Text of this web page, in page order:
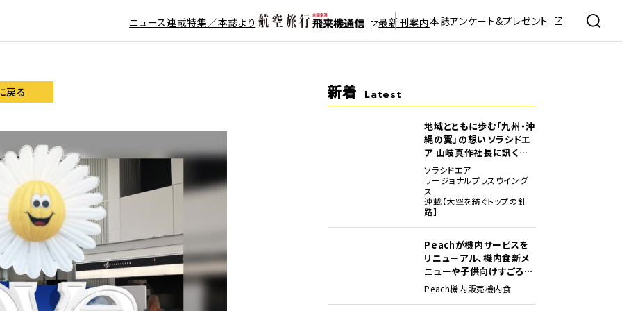
ニュース連載特集／本誌より 最新刊案内本誌アンケート&プレゼント
戻る 新着 Latest
地域とともに歩む「九州・沖
縄の翼」の想い――ソラシドエ
ア 山岐真作社長に訊く就
任1年の手応え
ソラシドエア
リージョナルプラスウイング
ス
連載【大空を紡ぐトップの針
路】
Peachが機内サービスを
リニューアル、機内食新メ
ニューや子供向けすごろく
など
Peach機内販売機内食